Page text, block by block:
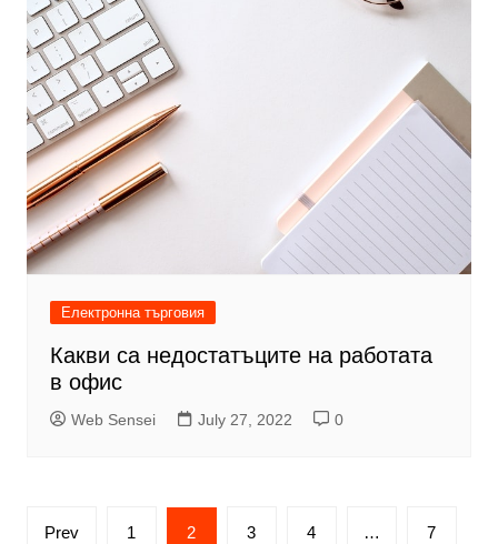
Електронна търговия
Какви са недостатъците на работата
в офис
Web Sensei July 27, 2022 0
Posts
Prev 1 2 3 4 … 7